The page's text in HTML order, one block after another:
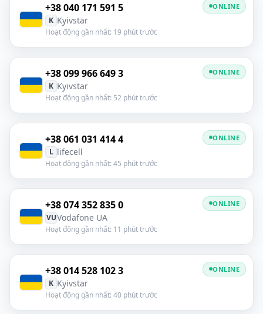
+38 040 171 591 5
K Kyivstar
Hoạt động gần nhất: 19 phút trước
ONLINE
+38 099 966 649 3
K Kyivstar
Hoạt động gần nhất: 52 phút trước
ONLINE
+38 061 031 414 4
L lifecell
Hoạt động gần nhất: 45 phút trước
ONLINE
+38 074 352 835 0
VUVodafone UA
Hoạt động gần nhất: 11 phút trước
ONLINE
+38 014 528 102 3
K Kyivstar
Hoạt động gần nhất: 40 phút trước
ONLINE